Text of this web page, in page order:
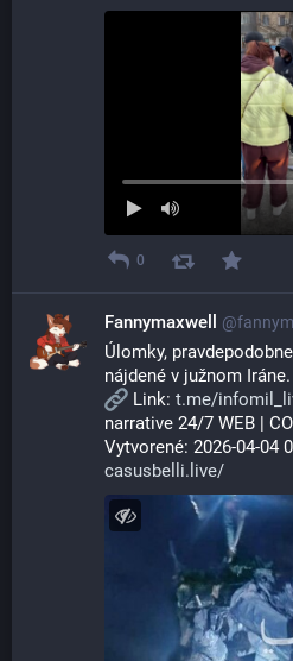
0
Fannymaxwell @
Úlomky,
nájdené v južnom Iráne.
Link: t.me/
narrative 24/7 WEB |
Vytvorené: 2026-04-04
casusbelli.live/